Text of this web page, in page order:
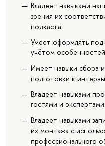
Владеет навыками
зрения их
подкаста.
Умеет оформлять
учётом
Имеет навыки сбора
подготовки к
Владеет навыками
гостями и экспертами.
Владеет навыками
их монтажа с
профессионального